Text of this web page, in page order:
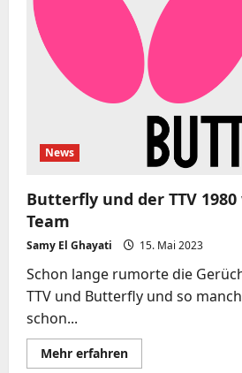
und
Partner
des
BVS
News
Butterfly und der TTV
Team
Samy El Ghayati 15. Mai 2023
Schon lange rumorte die
TTV und Butterfly und so
schon...
Mehr erfahrenMehr
Informationen